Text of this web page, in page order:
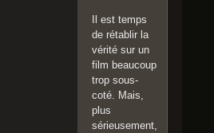
Il est temps
de rétablir la
vérité sur un
film beaucoup
trop sous-
coté. Mais,
plus
sérieusement,